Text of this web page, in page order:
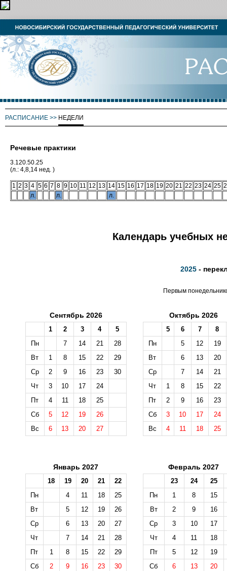
РАСПИСАНИЕ >> НЕДЕЛИ
Речевые практики
3.120.50.25
(л.: 4,8,14 нед. )
1 2 3 4 5 6 7 8 9 10 11 12 13 14 15 16 17 18 19 20 21 22 23 24 25
л.
л. л.
Календарь учебных
2025 -
Первым
Сентябрь 2026
1 2 3 4
5
Пн
7 14 21
28
Вт
1 8 15 22
29
Ср
2 9 16 23
30
Чт
3 10 17
24
Пт
4 11 18
25
Сб
5 12 19
26
Вс
6 13 20 27
Октябрь 2026
5 6 7
8
Пн
5 12
19
Вт
6 13
20
Ср
7 14
21
Чт
1 8 15
22
Пт
2 9 16
23
Сб
3 10 17
24
Вс
4 11 18 25
Январь 2027
18 19 20 21
22
Пн
4 11 18
25
Вт
5 12 19
26
Ср
6 13 20
27
Чт
7 14 21
28
Пт
1 8 15 22
29
Сб
2 9 16 23
30
Февраль 2027
23 24
25
Пн
1 8
15
Вт
2 9
16
Ср
3 10
17
Чт
4 11
18
Пт
5 12
19
Сб
6 13
20